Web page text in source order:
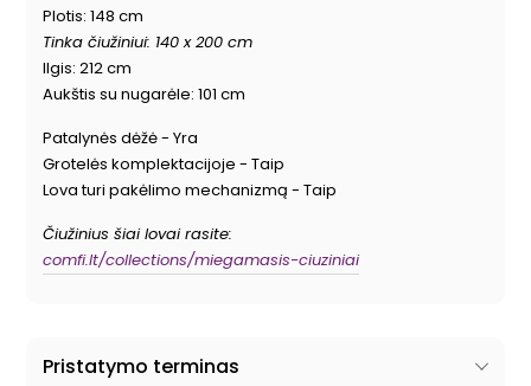
Plotis: 148 cm
Tinka čiužiniui: 140 x 200 cm
Ilgis: 212 cm
Aukštis su nugarėle: 101 cm
Patalynės dėžė - Yra
Grotelės komplektacijoje - Taip
Lova turi pakėlimo mechanizmą - Taip
Čiužinius šiai lovai rasite:
comfi.lt/collections/miegamasis-ciuziniai
Pristatymo terminas